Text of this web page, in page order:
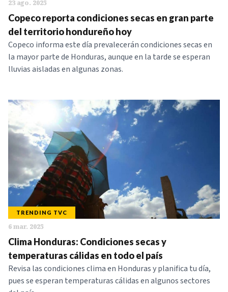
23 ago. 2025
Copeco reporta condiciones secas en gran parte
del territorio hondureño hoy
Copeco informa este día prevalecerán condiciones secas en
la mayor parte de Honduras, aunque en la tarde se esperan
lluvias aisladas en algunas zonas.
TRENDING TVC
6 mar. 2025
Clima Honduras: Condiciones secas y
temperaturas cálidas en todo el país
Revisa las condiciones clima en Honduras y planifica tu día,
pues se esperan temperaturas cálidas en algunos sectores